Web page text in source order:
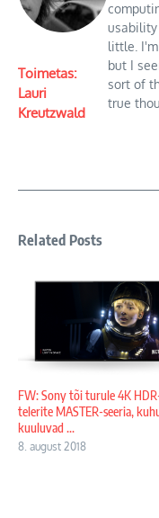
Toimetas:
Lauri
Kreutzwald
usability
little.
but I
sort of
true
Related Posts
FW: Sony tõi turule 4K
telerite MASTER-seeria,
kuuluvad ...
8. august 2018